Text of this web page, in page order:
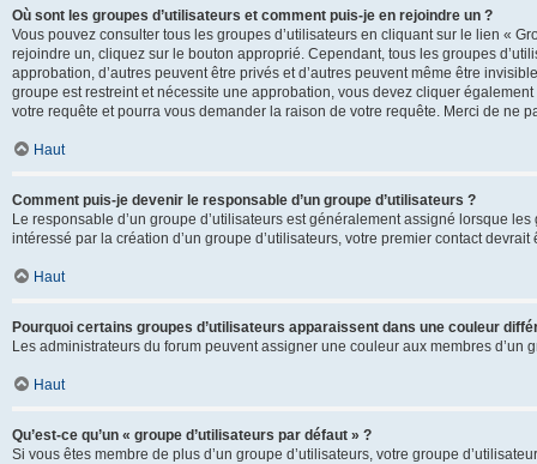
Où sont les groupes d’utilisateurs et comment puis-je en rejoindre un ?
Vous pouvez consulter tous les groupes d’utilisateurs en cliquant sur le lien «
rejoindre un, cliquez sur le bouton approprié. Cependant, tous les groupes
approbation, d’autres peuvent être privés et d’autres peuvent même être
groupe est restreint et nécessite une approbation, vous devez cliquer
votre requête et pourra vous demander la raison de votre requête. Merci de ne
Haut
Comment puis-je devenir le responsable d’un groupe d’utilisateurs ?
Le responsable d’un groupe d’utilisateurs est généralement assigné lorsque
intéressé par la création d’un groupe d’utilisateurs, votre premier contact
Haut
Pourquoi certains groupes d’utilisateurs apparaissent dans une couleur
Les administrateurs du forum peuvent assigner une couleur aux membres d’un
Haut
Qu’est-ce qu’un « groupe d’utilisateurs par défaut » ?
Si vous êtes membre de plus d’un groupe d’utilisateurs, votre groupe